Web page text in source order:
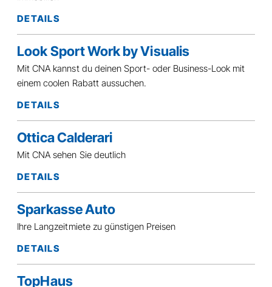
DETAILS
Look Sport Work by Visualis
Mit CNA kannst du deinen Sport- oder Business-Look mit
einem coolen Rabatt aussuchen.
DETAILS
Ottica Calderari
Mit CNA sehen Sie deutlich
DETAILS
Sparkasse Auto
Ihre Langzeitmiete zu günstigen Preisen
DETAILS
TopHaus